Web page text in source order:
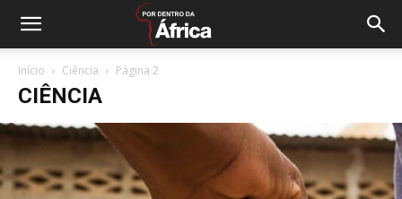
Início Ciência Página 2
CIÊNCIA